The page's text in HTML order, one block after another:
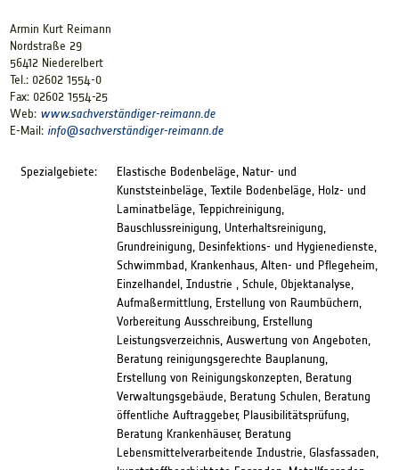
Armin Kurt Reimann
Nordstraße 29
56412 Niederelbert
Tel.: 02602 1554-0
Fax: 02602 1554-25
Web: www.sachverständiger-reimann.de
E-Mail: info@sachverständiger-reimann.de
Spezialgebiete:
Elastische Bodenbeläge, Natur- und
Kunststeinbeläge, Textile Bodenbeläge, Holz- und
Laminatbeläge, Teppichreinigung,
Bauschlussreinigung, Unterhaltsreinigung,
Grundreinigung, Desinfektions- und Hygienedienste,
Schwimmbad, Krankenhaus, Alten- und Pflegeheim,
Einzelhandel, Industrie , Schule, Objektanalyse,
Aufmaßermittlung, Erstellung von Raumbüchern,
Vorbereitung Ausschreibung, Erstellung
Leistungsverzeichnis, Auswertung von Angeboten,
Beratung reinigungsgerechte Bauplanung,
Erstellung von Reinigungskonzepten, Beratung
Verwaltungsgebäude, Beratung Schulen, Beratung
öffentliche Auftraggeber, Plausibilitätsprüfung,
Beratung Krankenhäuser, Beratung
Lebensmittelverarbeitende Industrie, Glasfassaden,